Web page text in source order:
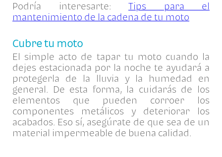
Podría interesarte: Tips para el
mantenimiento de la cadena de tu moto
Cubre tu moto
El simple acto de tapar tu moto cuando la
dejes estacionada por la noche te ayudará a
protegerla de la lluvia y la humedad en
general. De esta forma, la cuidarás de los
elementos que pueden corroer los
componentes metálicos y deteriorar los
acabados. Eso sí, asegúrate de que sea de un
material impermeable de buena calidad.